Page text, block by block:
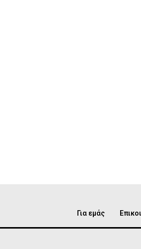
Για εμάς